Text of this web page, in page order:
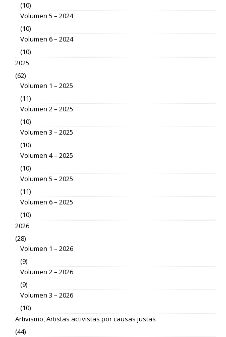
(10)
Volumen 5 – 2024
(10)
Volumen 6 – 2024
(10)
2025
(62)
Volumen 1 – 2025
(11)
Volumen 2 – 2025
(10)
Volumen 3 – 2025
(10)
Volumen 4 – 2025
(10)
Volumen 5 – 2025
(11)
Volumen 6 – 2025
(10)
2026
(28)
Volumen 1 – 2026
(9)
Volumen 2 – 2026
(9)
Volumen 3 – 2026
(10)
Artivismo, Artistas activistas por causas justas
(44)